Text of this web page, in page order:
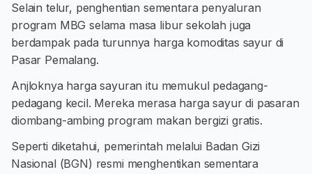
Selain telur, penghentian sementara penyaluran
program MBG selama masa libur sekolah juga
berdampak pada turunnya harga komoditas sayur di
Pasar Pemalang.
Anjloknya harga sayuran itu memukul pedagang-
pedagang kecil. Mereka merasa harga sayur di pasaran
diombang-ambing program makan bergizi gratis.
Seperti diketahui, pemerintah melalui Badan Gizi
Nasional (BGN) resmi menghentikan sementara